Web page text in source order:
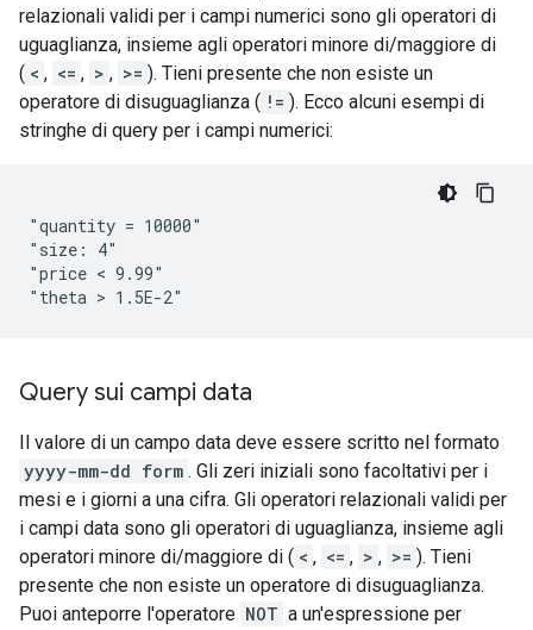
relazionali validi per i campi numerici sono gli operatori di
uguaglianza, insieme agli operatori minore di/maggiore di
( < , <= , > , >= ). Tieni presente che non esiste un
operatore di disuguaglianza ( != ). Ecco alcuni esempi di
stringhe di query per i campi numerici:
"quantity = 10000"
"size: 4"
"price < 9.99"
Query sui campi data
Il valore di un campo data deve essere scritto nel formato
yyyy-mm-dd form . Gli zeri iniziali sono facoltativi per i
mesi e i giorni a una cifra. Gli operatori relazionali validi per
i campi data sono gli operatori di uguaglianza, insieme agli
operatori minore di/maggiore di ( < , <= , > , >= ). Tieni
presente che non esiste un operatore di disuguaglianza.
Puoi anteporre l'operatore NOT a un'espressione per